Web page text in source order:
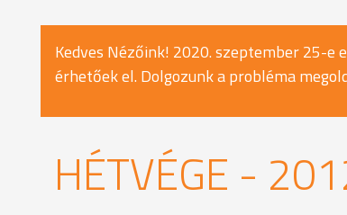
Kedves Nézőink! 2020. szeptember 25-
érhetőek el. Dolgozunk a probléma
HÉTVÉGE -